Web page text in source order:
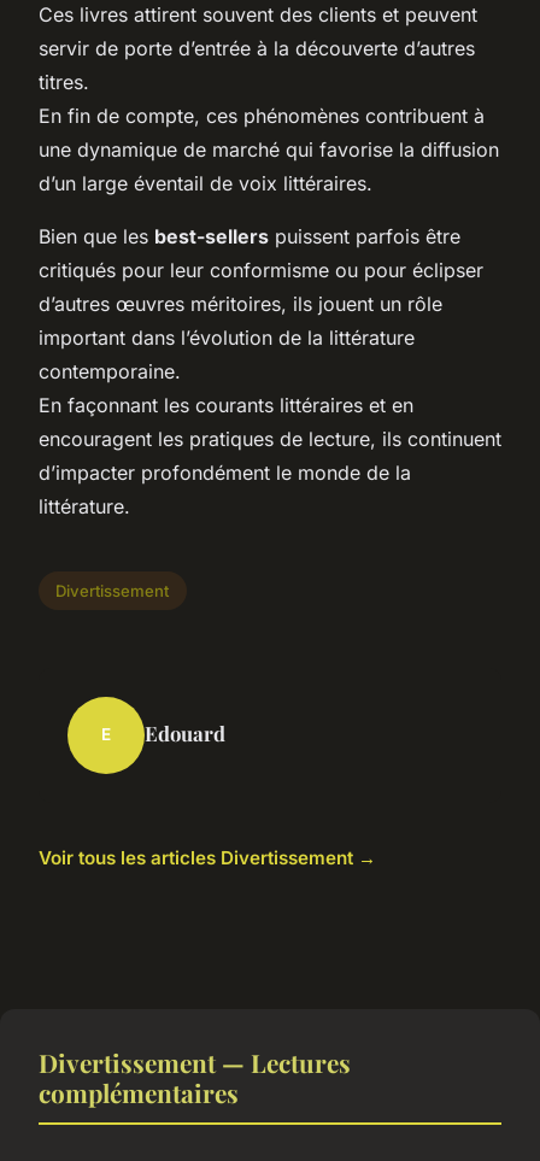
Ces livres attirent souvent des clients et peuvent
servir de porte d’entrée à la découverte d’autres
titres.
En fin de compte, ces phénomènes contribuent à
une dynamique de marché qui favorise la diffusion
d’un large éventail de voix littéraires.
Bien que les best-sellers puissent parfois être
critiqués pour leur conformisme ou pour éclipser
d’autres œuvres méritoires, ils jouent un rôle
important dans l’évolution de la littérature
contemporaine.
En façonnant les courants littéraires et en
encouragent les pratiques de lecture, ils continuent
d’impacter profondément le monde de la
littérature.
Divertissement
E Edouard
Voir tous les articles Divertissement →
Divertissement — Lectures
complémentaires